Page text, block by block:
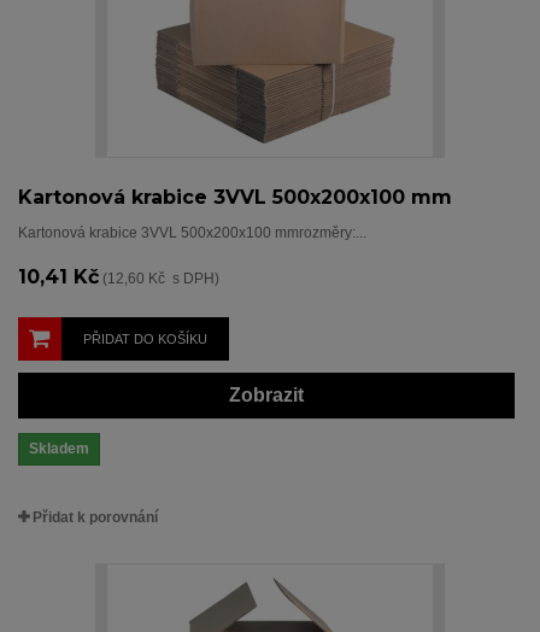
Kartonová krabice 3VVL 500x200x100 mm
Kartonová krabice 3VVL 500x200x100 mmrozměry:...
10,41 Kč (12,60 Kč s DPH)
PŘIDAT DO KOŠÍKU
Zobrazit
Skladem
Přidat k porovnání